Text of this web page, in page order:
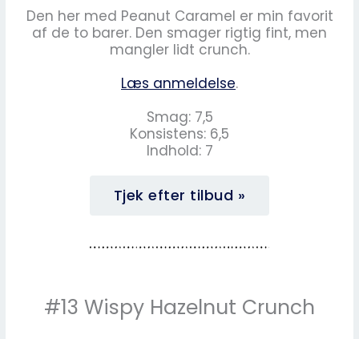
Den her med Peanut Caramel er min favorit
af de to barer. Den smager rigtig fint, men
mangler lidt crunch.
Læs anmeldelse.
Smag: 7,5
Konsistens: 6,5
Indhold: 7
Tjek efter tilbud »
#13 Wispy Hazelnut Crunch